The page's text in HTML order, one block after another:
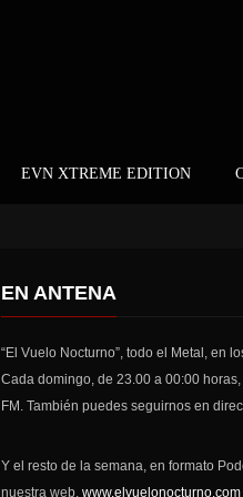
EVN XTREME EDITION
EN ANTENA
“El Vuelo Nocturno”, todo el Metal, en
Cada domingo, de 23.00 a 00:00
FM. También puedes seguirnos en
Y el resto de la semana, en formato
nuestra web,www.elvuelonocturno.com